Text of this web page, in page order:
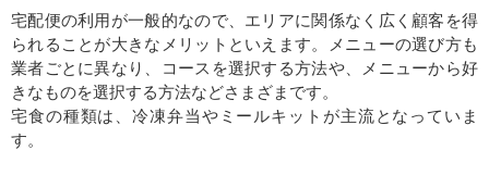
宅配便の利用が一般的なので、エリアに関係なく広く顧客を得
られることが大きなメリットといえます。メニューの選び方も
業者ごとに異なり、コースを選択する方法や、メニューから好
きなものを選択する方法などさまざまです。
宅食の種類は、冷凍弁当やミールキットが主流となっていま
す。